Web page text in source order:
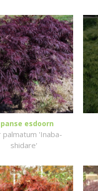
esdoorn
palmatum 'Inaba-
shidare'